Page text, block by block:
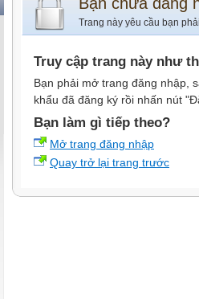
Trang này yêu cầu bạn
Truy cập trang này như
Bạn phải mở trang đăng nhập,
khẩu đã đăng ký rồi nhấn nút
Bạn làm gì tiếp theo?
Mở trang đăng nhập
Quay trở lại trang trước